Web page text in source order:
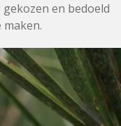
en bedoeld